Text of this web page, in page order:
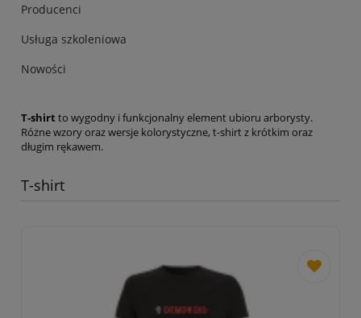
Producenci
Usługa szkoleniowa
Nowości
T-shirt to wygodny i funkcjonalny element ubioru arborysty.
Różne wzory oraz wersje kolorystyczne, t-shirt z krótkim oraz
długim rękawem.
T-shirt
dodaj